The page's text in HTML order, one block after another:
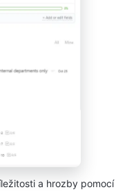
a hrozby pomocí